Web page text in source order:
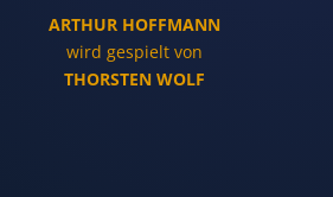
ARTHUR HOFFMANN
wird gespielt von
THORSTEN WOLF